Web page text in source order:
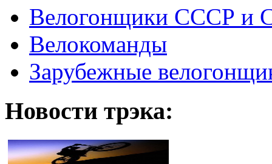
Велогонщики СССР и
Велокоманды
Зарубежные
Новости трэка: